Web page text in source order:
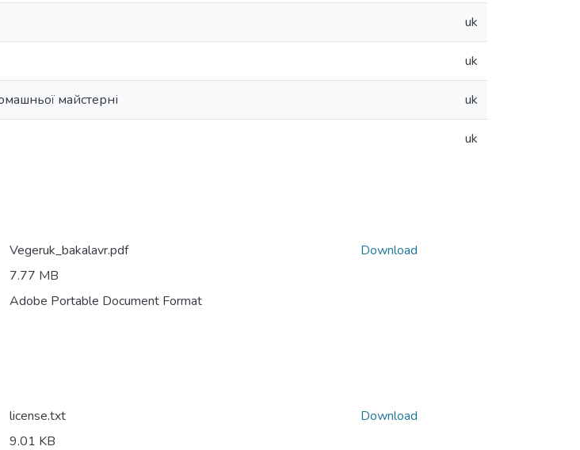
uk
uk
майстерні uk
uk
Vegeruk_bakalavr.pdf
7.77 MB
Adobe Portable Document Format
Download
license.txt
9.01 KB
Download